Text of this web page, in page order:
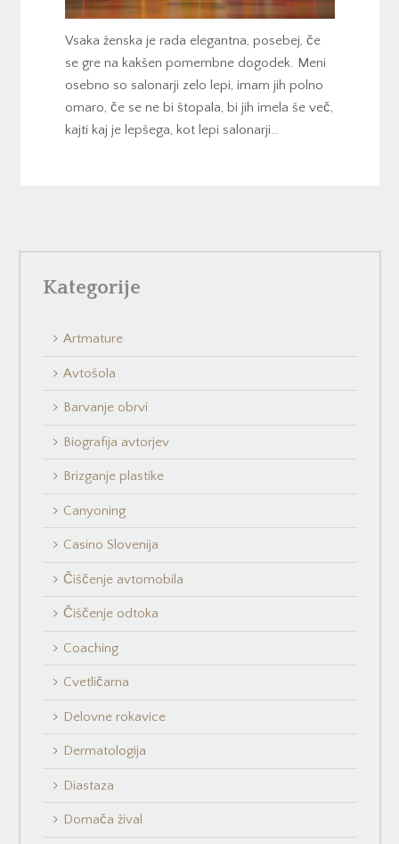
Vsaka ženska je rada elegantna, posebej, če
se gre na kakšen pomembne dogodek. Meni
osebno so salonarji zelo lepi, imam jih polno
omaro, če se ne bi štopala, bi jih imela še več,
kajti kaj je lepšega, kot lepi salonarji…
Kategorije
Artmature
Avtošola
Barvanje obrvi
Biografija avtorjev
Brizganje plastike
Canyoning
Casino Slovenija
Čiščenje avtomobila
Čiščenje odtoka
Coaching
Cvetličarna
Delovne rokavice
Dermatologija
Diastaza
Domača žival